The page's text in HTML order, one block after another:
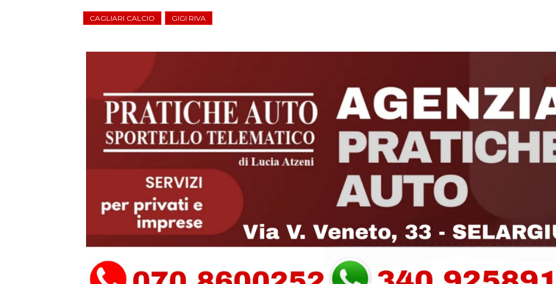
CAGLIARI CALCIO GIGI RIVA